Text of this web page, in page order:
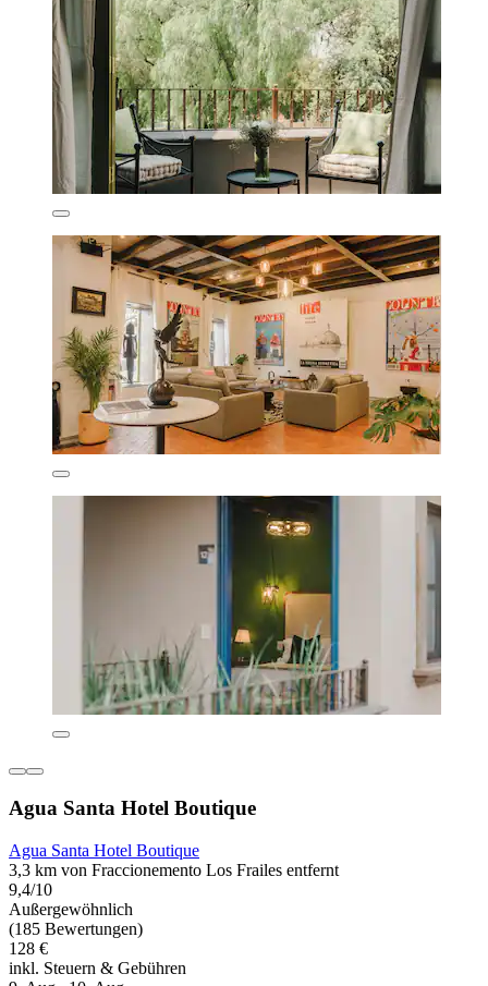
Agua Santa Hotel Boutique
Agua Santa Hotel Boutique
3,3 km von Fraccionemento Los Frailes entfernt
9,4/10
Außergewöhnlich
(185 Bewertungen)
128 €
inkl. Steuern & Gebühren